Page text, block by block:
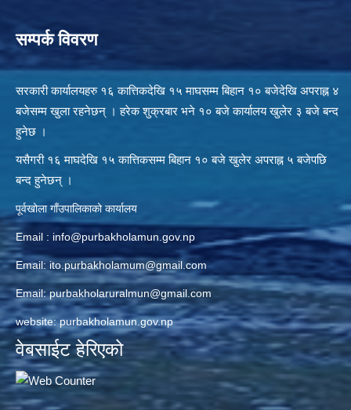
सम्पर्क विवरण
सरकारी कार्यालयहरु १६ कात्तिकदेखि १५ माघसम्म बिहान १० बजेदेखि अपराह्न ४
बजेसम्म खुला रहनेछन् । हरेक शुक्रबार भने १० बजे कार्यालय खुलेर ३ बजे बन्द
हुनेछ ।
यसैगरी १६ माघदेखि १५ कात्तिकसम्म बिहान १० बजे खुलेर अपराह्न ५ बजेपछि
बन्द हुनेछन् ।
पूर्वखोला गाँउपालिकाको कार्यालय
Email : info@purbakholamun.gov.np
Email: ito.purbakholamum@gmail.com
Email:purbakholaruralmun@gmail.com
website: purbakholamun.gov.np
वेबसाईट हेरिएको